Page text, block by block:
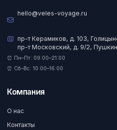
hello@veles-voyage.ru
пр-т Керамиков, д. 103,
пр-т Московский, д. 9/2,
⏰ Пн–Пт: 09:00–21:00
⏰ Сб–Вс: 10:00–16:00
Компания
О нас
Контакты